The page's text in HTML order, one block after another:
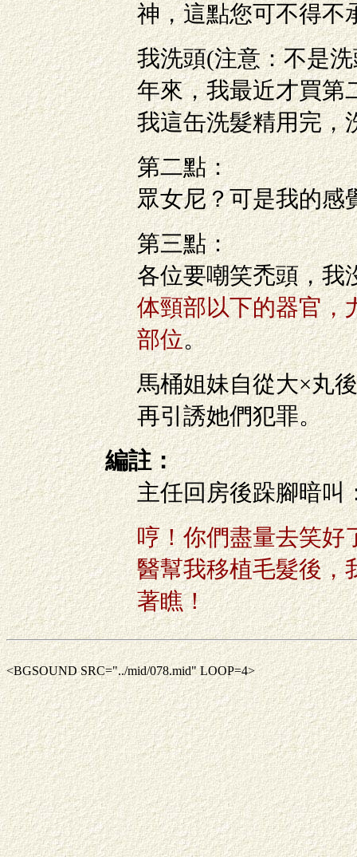
神，這點您可不得不
我洗頭(注意：不是
年來，我最近才買第
我這缶洗髮精用完，
第二點：
眾女尼？可是我的
第三點：
各位要嘲笑禿頭，我
体頸部以下的器官，
部位。
馬桶姐妹自從大×丸
再引誘她們犯罪。
編註：
主任回房後跺腳暗叫
哼！你們盡量去笑好
醫幫我移植毛髮後
著瞧！
<BGSOUND SRC="../mid/078.mid" LOOP=4>